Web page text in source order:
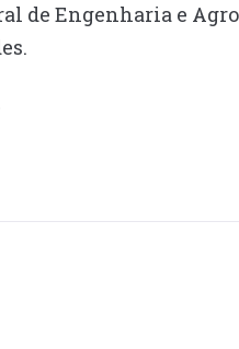
de Engenharia e